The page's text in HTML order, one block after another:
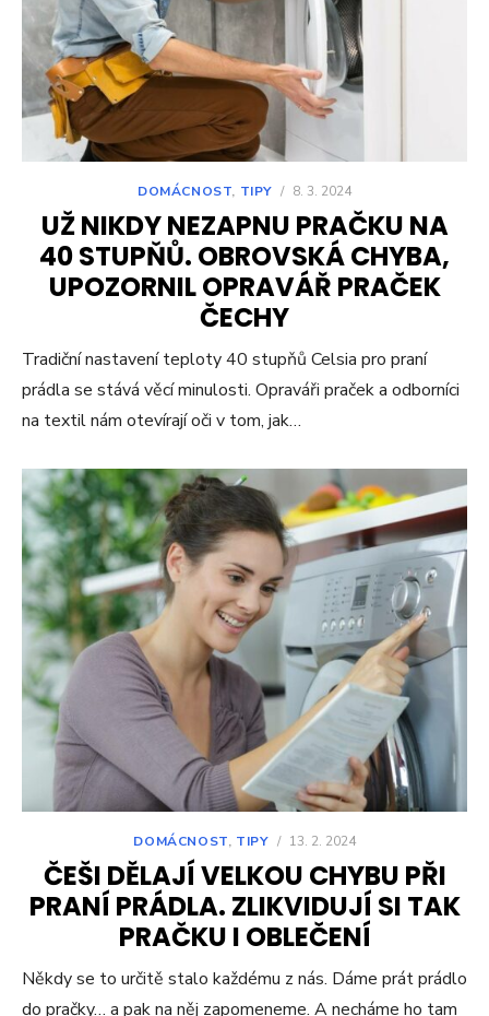
DOMÁCNOST, TIPY / 8. 3. 2024
UŽ NIKDY NEZAPNU PRAČKU NA
40 STUPŇŮ. OBROVSKÁ CHYBA,
UPOZORNIL OPRAVÁŘ PRAČEK
ČECHY
Tradiční nastavení teploty 40 stupňů Celsia pro praní
prádla se stává věcí minulosti. Opraváři praček a odborníci
na textil nám otevírají oči v tom, jak…
DOMÁCNOST, TIPY / 13. 2. 2024
ČEŠI DĚLAJÍ VELKOU CHYBU PŘI
PRANÍ PRÁDLA. ZLIKVIDUJÍ SI TAK
PRAČKU I OBLEČENÍ
Někdy se to určitě stalo každému z nás. Dáme prát prádlo
do pračky… a pak na něj zapomeneme. A necháme ho tam